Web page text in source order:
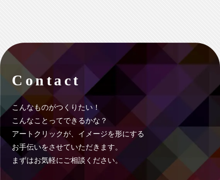
Contact
こんなものがつくりたい！
こんなことってできるかな？
アートクリックが、イメージを形にする
お手伝いをさせていただきます。
まずはお気軽にご相談ください。